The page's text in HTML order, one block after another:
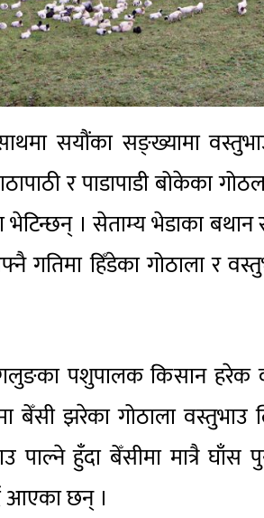
सयौंका सङ्ख्यामा
र पाडापाडी बोकेका
भेटिन्छन् । सेताम्य भेडाका
गतिमा हिँडेका गोठाला र
पशुपालक किसान हरेक
बेँसी झरेका गोठाला वस्तुभाउ
पाल्ने हुँदा बेँसीमा मात्रै घाँस
आएका छन् ।